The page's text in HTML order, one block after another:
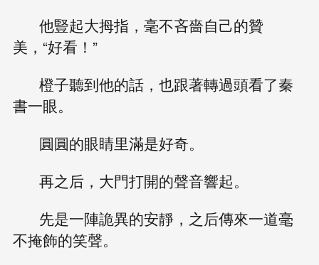
他豎起大拇指，毫不吝嗇自己的贊
美，“好看！”
橙子聽到他的話，也跟著轉過頭看了秦
書一眼。
圓圓的眼睛里滿是好奇。
再之后，大門打開的聲音響起。
先是一陣詭異的安靜，之后傳來一道毫
不掩飾的笑聲。